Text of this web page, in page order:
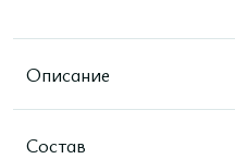
Описание
Состав